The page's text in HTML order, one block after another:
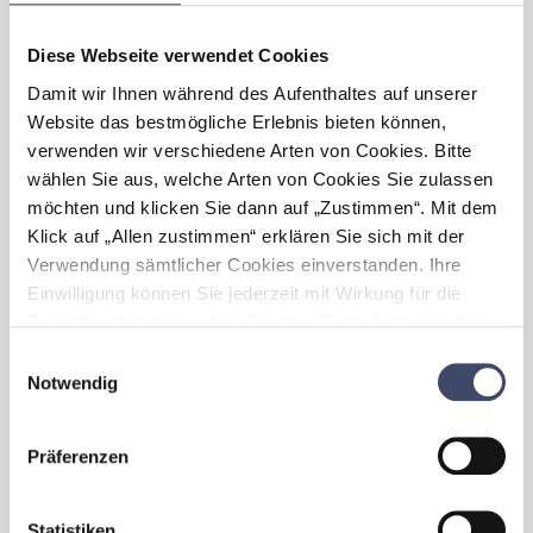
Diese Webseite verwendet Cookies
Damit wir Ihnen während des Aufenthaltes auf unserer
Website das bestmögliche Erlebnis bieten können,
verwenden wir verschiedene Arten von Cookies. Bitte
wählen Sie aus, welche Arten von Cookies Sie zulassen
möchten und klicken Sie dann auf „Zustimmen“. Mit dem
Klick auf „Allen zustimmen“ erklären Sie sich mit der
Verwendung sämtlicher Cookies einverstanden. Ihre
Einwilligung können Sie jederzeit mit Wirkung für die
https://www.unternehmen-fuer-familien.at/cookie-
Notwendig
Präferenzen
haben?
Die RISC Software GmbH hat flexible
Im Rahmen des Audits berufundfamilie
werden zusätzlich konkrete Maßnahmen
erarbeitet unter anderem ein Eltern-
Infoaustausch, ein Karenz-Info-Folder,
verbesserte Meeting-Dokumentation für
mehr Flexibilität sowie Sommerbetreuung
für Kinder. In der Führungskultur werden
Vereinbarkeitswerte in den
Führungsgrundsätzen verankert und
„Familienfreundlichkeit”